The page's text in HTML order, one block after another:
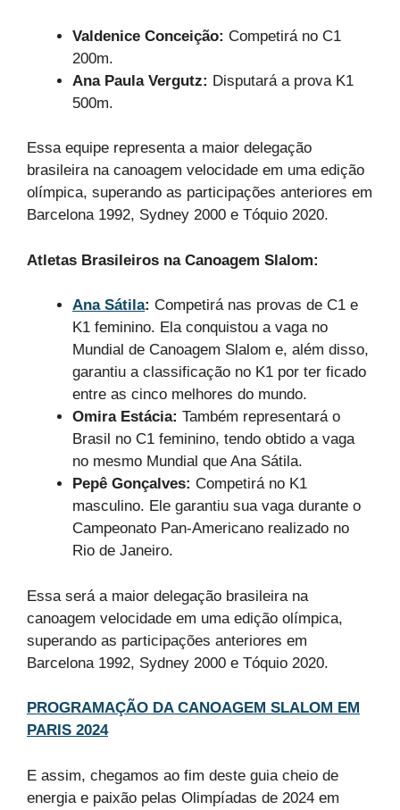
Valdenice Conceição: Competirá no C1
200m.
Ana Paula Vergutz: Disputará a prova K1
500m.
Essa equipe representa a maior delegação
brasileira na canoagem velocidade em uma edição
olímpica, superando as participações anteriores em
Barcelona 1992, Sydney 2000 e Tóquio 2020.
Atletas Brasileiros na Canoagem Slalom:
Ana Sátila: Competirá nas provas de C1 e
K1 feminino. Ela conquistou a vaga no
Mundial de Canoagem Slalom e, além disso,
garantiu a classificação no K1 por ter ficado
entre as cinco melhores do mundo.
Omira Estácia: Também representará o
Brasil no C1 feminino, tendo obtido a vaga
no mesmo Mundial que Ana Sátila.
Pepê Gonçalves: Competirá no K1
masculino. Ele garantiu sua vaga durante o
Campeonato Pan-Americano realizado no
Rio de Janeiro.
Essa será a maior delegação brasileira na
canoagem velocidade em uma edição olímpica,
superando as participações anteriores em
Barcelona 1992, Sydney 2000 e Tóquio 2020.
PROGRAMAÇÃO DA CANOAGEM SLALOM EM
PARIS 2024
E assim, chegamos ao fim deste guia cheio de
energia e paixão pelas Olimpíadas de 2024 em